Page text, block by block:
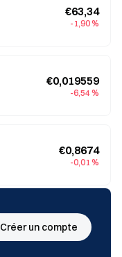
€63,34
-1,90 %
€0,019559
-6,54 %
€0,8674
-0,01 %
Créer un compte